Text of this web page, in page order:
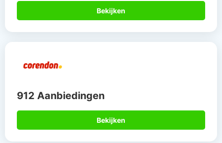
Bekijken
912 Aanbiedingen
Bekijken